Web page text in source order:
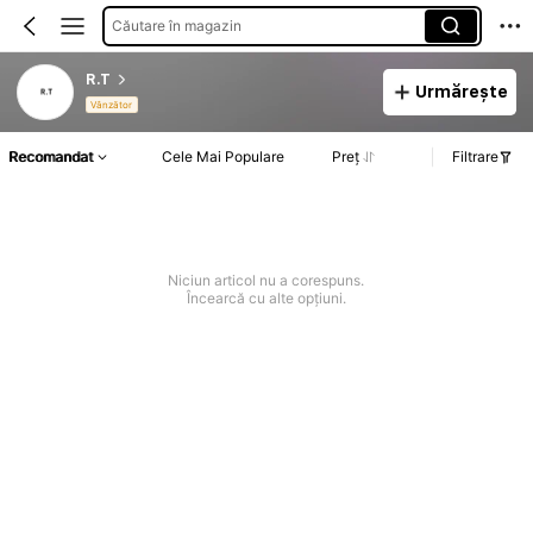
Căutare în magazin
R.T
Vânzător
Urmărește
Recomandat Cele Mai Populare Preț Filtrare
Niciun articol nu a corespuns.
Încearcă cu alte opțiuni.